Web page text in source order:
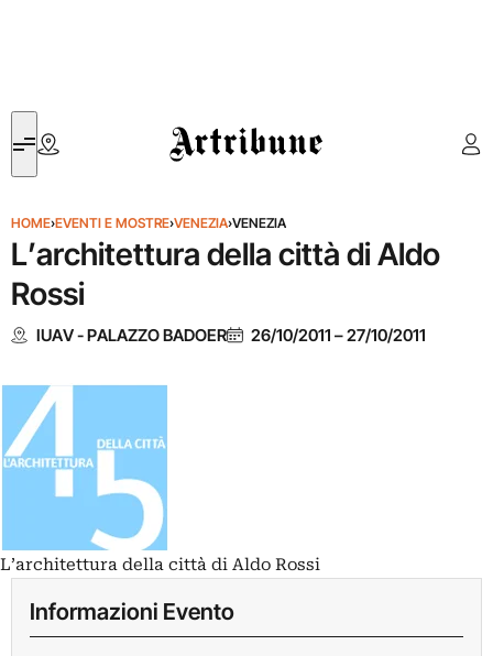
Artribune
HOME›EVENTI E MOSTRE›VENEZIA›VENEZIA
L’architettura della città di Aldo
Rossi
IUAV - PALAZZO BADOER 26/10/2011 –27/10/2011
L’architettura della città di Aldo Rossi
Informazioni Evento